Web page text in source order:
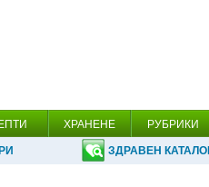
ХРАНЕНЕ РУБРИКИ
ЗДРАВЕН